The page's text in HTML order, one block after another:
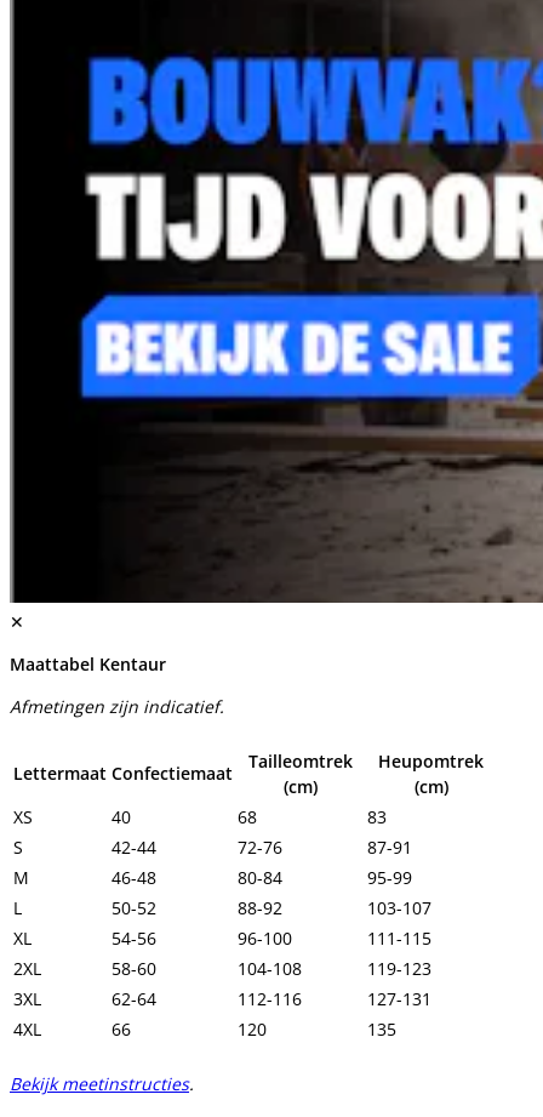
✕
Maattabel Kentaur
Afmetingen zijn indicatief.
Lettermaat Confectiemaat
Tailleomtrek
(cm)
Heupomtrek
(cm)
XS
40 68
83
S
42-44 72-76
87-91
M
46-48 80-84
95-99
L
50-52 88-92
103-107
XL
54-56 96-100
111-115
2XL
58-60 104-108
119-123
3XL
62-64 112-116
127-131
4XL
66 120 135
Bekijk meetinstructies.